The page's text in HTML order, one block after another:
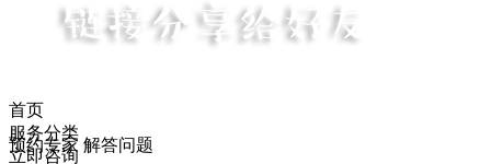
首页
服务分类
立即咨询
预约专家 解答问题